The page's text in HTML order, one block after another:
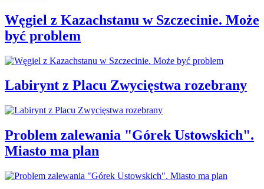
Węgiel z Kazachstanu w Szczecinie. Może
być problem
Labirynt z Placu Zwycięstwa rozebrany
Problem zalewania "Górek Ustowskich".
Miasto ma plan